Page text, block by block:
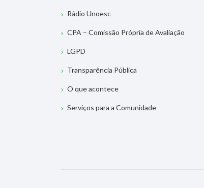
Rádio Unoesc
CPA – Comissão Própria de Avaliação
LGPD
Transparência Pública
O que acontece
Serviços para a Comunidade